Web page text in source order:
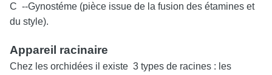
C --Gynostéme (pièce issue de la fusion des étamines et
du style).
Appareil racinaire
Chez les orchidées il existe 3 types de racines : les